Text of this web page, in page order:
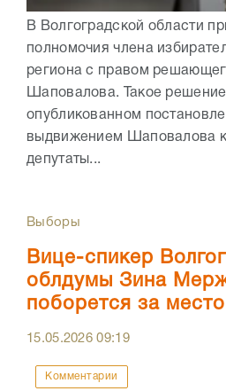
В Волгоградской области
полномочия члена
региона с правом
Шаповалова. Такое решение
опубликованном
выдвижением Шаповалова
депутаты...
Выборы
Вице-спикер
облдумы Зина
поборется за
15.05.202609:19
Комментарии